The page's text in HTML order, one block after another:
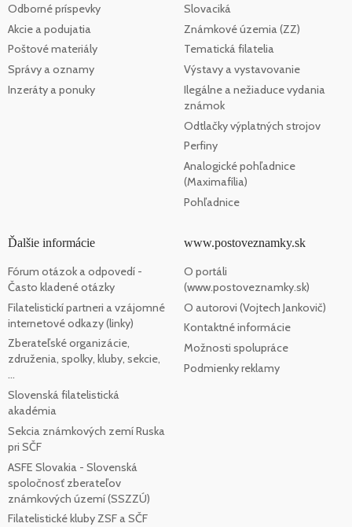
Odborné príspevky
Akcie a podujatia
Poštové materiály
Správy a oznamy
Inzeráty a ponuky
Slovaciká
Známkové územia (ZZ)
Tematická filatelia
Výstavy a vystavovanie
Ilegálne a nežiaduce vydania
známok
Odtlačky výplatných strojov
Perfiny
Analogické pohľadnice
(Maximafília)
Pohľadnice
Ďalšie informácie
Fórum otázok a odpovedí -
Často kladené otázky
Filatelistickí partneri a vzájomné
internetové odkazy (linky)
Zberateľské organizácie,
združenia, spolky, kluby, sekcie,
...
Slovenská filatelistická
akadémia
Sekcia známkových zemí Ruska
pri SČF
ASFE Slovakia - Slovenská
spoločnosť zberateľov
známkových území (SSZZÚ)
Filatelistické kluby ZSF a SČF
www.postoveznamky.sk
O portáli
(www.postoveznamky.sk)
O autorovi (Vojtech Jankovič)
Kontaktné informácie
Možnosti spolupráce
Podmienky reklamy